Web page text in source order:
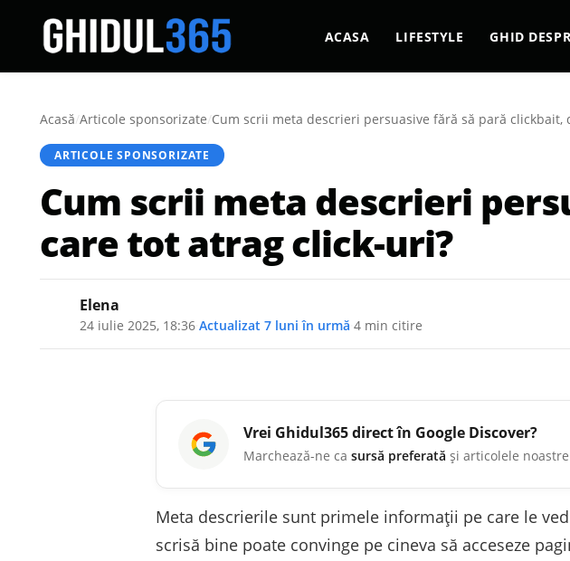
ACASA LIFESTYLE GHID
Acasă/Articole sponsorizate/Cum scrii meta descrieri persuasive fără să pară clickbait,
ARTICOLE SPONSORIZATE
Cum scrii meta descrieri
care tot atrag click-uri?
Elena
24 iulie 2025, 18:36 Actualizat 7 luni în urmă 4 min citire
Vrei Ghidul365direct în Google Discover?
Marchează-ne ca sursă preferată și articolele
Meta descrierile sunt primele informații pe care le
scrisă bine poate convinge pe cineva să acceseze